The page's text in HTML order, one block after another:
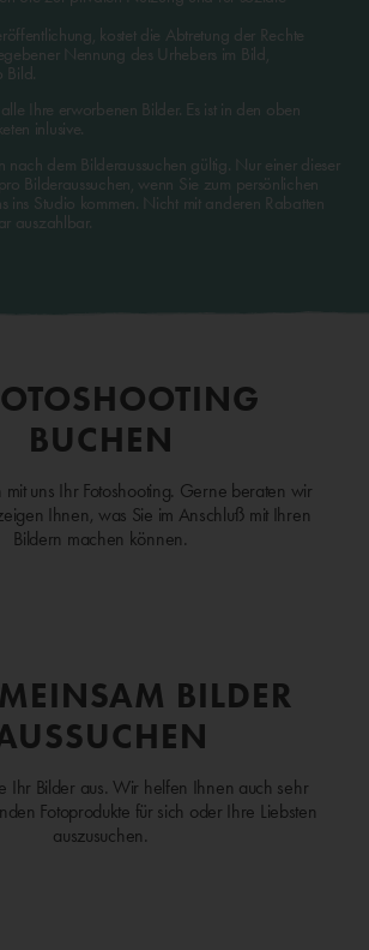
kostet die Abtretung der Rechte
Nennung des Urhebers im Bild,
Bild.
Ihre erworbenen Bilder. Es ist in den oben
inlusive.
dem Bilderaussuchen gültig. Nur einer dieser
Bilderaussuchen, wenn Sie zum persönlichen
ins Studio kommen. Nicht mit anderen Rabatten
auszahlbar.
BUCHEN
uns Ihr Fotoshooting. Gerne beraten wir
Ihnen, was Sie im Anschluß mit Ihren
Bildern machen können.
BILDER
Ihr Bilder aus. Wir helfen Ihnen auch sehr
Fotoprodukte für sich oder Ihre Liebsten
auszusuchen.